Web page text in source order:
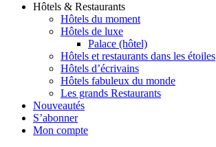
Hôtels & Restaurants
Hôtels du moment
Hôtels de luxe
Palace (hôtel)
Hôtels et restaurants dans les étoiles
Hôtels d’écrivains
Hôtels fabuleux du monde
Les grands Restaurants
Nouveautés
S’abonner
Mon compte